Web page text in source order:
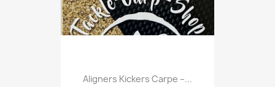
Aligners Kickers Carpe –...